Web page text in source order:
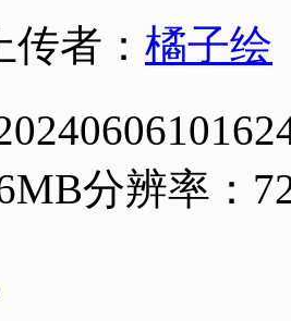
传者： 橘子绘
分辨率：